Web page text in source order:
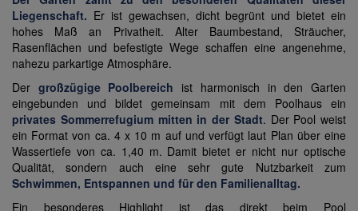
Liegenschaft. Er ist gewachsen, dicht begrünt und bietet ein
hohes Maß an Privatheit. Alter Baumbestand, Sträucher,
Rasenflächen und befestigte Wege schaffen eine angenehme,
nahezu parkartige Atmosphäre.
Der großzügige Poolbereich ist harmonisch in den Garten
eingebunden und bildet gemeinsam mit dem Poolhaus ein
privates Sommerrefugium mitten in der Stadt. Der Pool weist
ein Format von ca. 4 x 10 m auf und verfügt laut Plan über eine
Wassertiefe von ca. 1,40 m. Damit bietet er nicht nur optische
Qualität, sondern auch eine sehr gute Nutzbarkeit zum
Schwimmen, Entspannen und für den Familienalltag.
Ein besonderes Highlight ist das direkt beim Pool